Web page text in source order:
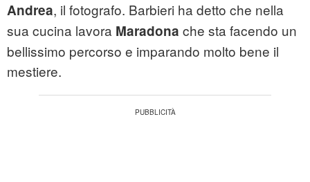
Andrea, il fotografo. Barbieri ha detto che nella
sua cucina lavora Maradona che sta facendo un
bellissimo percorso e imparando molto bene il
mestiere.